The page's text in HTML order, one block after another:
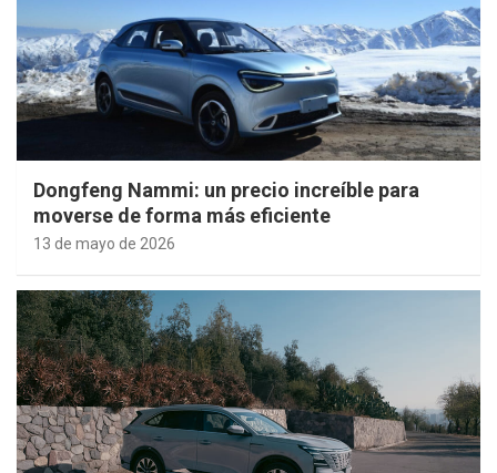
Dongfeng Nammi: un precio increíble para
moverse de forma más eficiente
13 de mayo de 2026